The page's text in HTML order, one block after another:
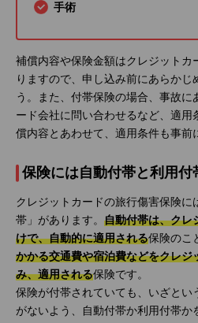
手術
補償内容や保険金額はクレジットカ
りますので、申し込み前にあらかじ
う。また、付帯保険の場合、事故に
ード会社に問い合わせるなど、適用
償内容とあわせて、適用条件も事前
保険には自動付帯と利用付
クレジットカードの旅行傷害保険に
帯」があります。 自動付帯は、クレ
けで、自動的に適用される保険のこ
かかる交通費や宿泊費などをクレジ
み、適用される保険です。
保険が付帯されていても、いざとい
がないよう、自動付帯か利用付帯か